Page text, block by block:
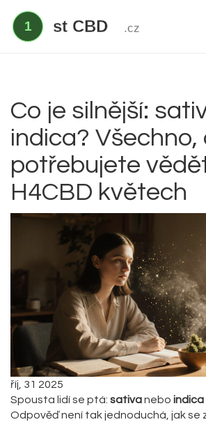
CBD účinek
Everclear
Co je silnější:
indica? Všechno,
potřebujete
H4CBD květech
říj, 31 2025
Spousta lidí se ptá: sativanebo indica
Odpověď není tak jednoduchá, jak se